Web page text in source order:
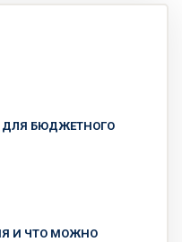
ДЛЯ БЮДЖЕТНОГО
И ЧТО МОЖНО